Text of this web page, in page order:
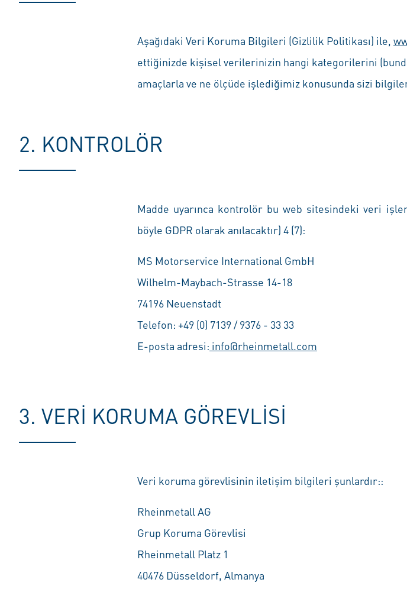
Aşağıdaki Veri Koruma Bilgileri (Gizlilik Politikası) ile,
ettiğinizde kişisel verilerinizin hangi kategorilerini
amaçlarla ve ne ölçüde işlediğimiz konusunda sizi
2. KONTROLÖR
Madde uyarınca kontrolör bu web sitesindeki veri
böyle GDPR olarak anılacaktır) 4 (7):
MS Motorservice International GmbH
Wilhelm-Maybach-Strasse 14-18
74196 Neuenstadt
Telefon: +49 (0) 7139 / 9376 - 33 33
E-posta adresi: info@rheinmetall.com
3. VERI KORUMA GÖREVLISI
Veri koruma görevlisinin iletişim bilgileri şunlardır::
Rheinmetall AG
Grup Koruma Görevlisi
Rheinmetall Platz 1
40476 Düsseldorf, Almanya